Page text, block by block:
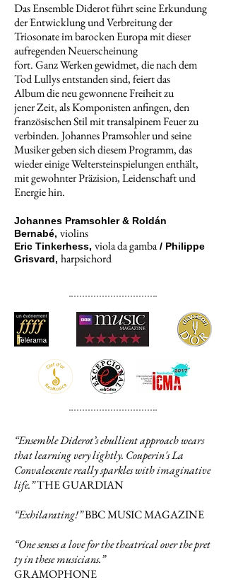
Das Ensemble Diderot führt seine Erkundung
der Entwicklung und Verbreitung der
Triosonate im barocken Europa mit dieser
aufregenden Neuerscheinung
fort. Ganz Werken gewidmet, die nach dem
Tod Lullys entstanden sind, feiert das
Album die neu gewonnene Freiheit zu
jener Zeit, als Komponisten anfingen, den
französischen Stil mit transalpinem Feuer zu
verbinden. Johannes Pramsohler und seine
Musiker geben sich diesem Programm, das
wieder einige Weltersteinspielungen enthält,
mit gewohnter Präzision, Leidenschaft und
Energie hin.
Johannes Pramsohler & Roldán
Bernabé, violins
Eric Tinkerhess, viola da gamba / Philippe
Grisvard, harpsichord
“Ensemble Diderot’s ebullient approach wears
that learning very lightly. Couperin's La
Convalescente really sparkles with imaginative
life.”THE GUARDIAN
“Exhilarating!”BBC MUSIC MAGAZINE
“One senses a love for the theatrical over the pret
ty in these musicians.”
GRAMOPHONE